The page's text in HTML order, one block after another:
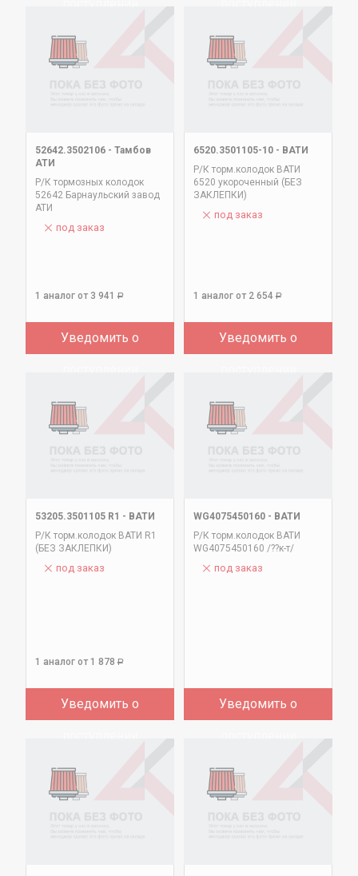
52642.3502106 - Тамбов
АТИ
Р/К тормозных колодок
52642 Барнаульский завод
АТИ
под заказ
1 аналог от 3 941 Р
Уведомить о
6520.3501105-10 - ВАТИ
Р/К торм.колодок ВАТИ
6520 укороченный (БЕЗ
ЗАКЛЕПКИ)
под заказ
1 аналог от 2 654 Р
Уведомить о
53205.3501105 R1 - ВАТИ
Р/К торм.колодок ВАТИ R1
(БЕЗ ЗАКЛЕПКИ)
под заказ
1 аналог от 1 878 Р
Уведомить о
WG4075450160 - ВАТИ
Р/К торм.колодок ВАТИ
WG4075450160 /??к-т/
под заказ
Уведомить о